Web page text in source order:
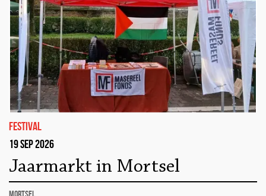
festival
19 sep 2026
Jaarmarkt in Mortsel